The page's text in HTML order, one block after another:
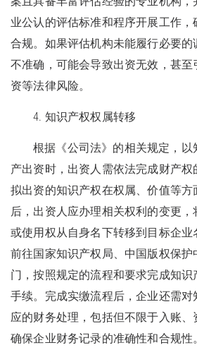
业公认的评估标准和程序开展工作，
合规。如果评估机构未能履行必要
不准确，可能会导致出资无效，甚至
资等法律风险。
4. 知识产权权属转移
根据《公司法》的相关规定，以
产出资时，出资人需依法完成财产
拟出资的知识产权在权属、价值等方
后，出资人应办理相关权利的变更
或使用权从自身名下转移到目标企
前往国家知识产权局、中国版权保护
门，按照规定的流程和要求完成知
手续。完成实缴流程后，企业还需对
应的财务处理，包括但不限于入账
确保企业财务记录的准确性和合规性。